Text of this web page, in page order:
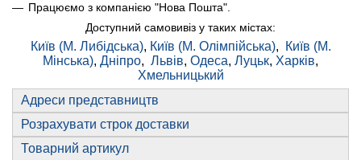
Працюємо з компанією "Нова Пошта".
Доступний самовивіз у таких містах:
Київ (М. Либідська), Київ (М. Олімпійська),
Київ (М.
Мінська), Дніпро, Львів, Одеса, Луцьк, Харків,
Хмельницький
Адреси представництв
Розрахувати строк доставки
Товарний артикул